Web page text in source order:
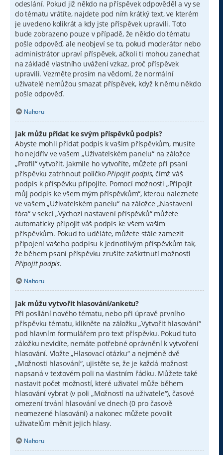
odeslání. Pokud již někdo na příspěvek odpověděl a vy se
do tématu vrátíte, najdete pod ním krátký text, ve kterém
je uvedeno kolikrát a kdy jste příspěvek upravili. Toto
bude zobrazeno pouze v případě, že někdo do tématu
pošle odpověď, ale neobjeví se to, pokud moderátor nebo
administrátor upraví příspěvek, ačkoli ti mohou zanechat
na základě vlastního uvážení vzkaz, proč příspěvek
upravili. Vezměte prosím na vědomí, že normální
uživatelé nemůžou smazat příspěvek, když k němu někdo
pošle odpověď.
Nahoru
Jak můžu přidat ke svým příspěvků podpis?
Abyste mohli přidat podpis k vašim příspěvkům, musíte
ho nejdřív ve vašem „Uživatelském panelu“ na záložce
„Profil“ vytvořit. Jakmile ho vytvoříte, můžete při psaní
příspěvku zatrhnout políčkoPřipojit podpis, čímž váš
podpis k příspěvku připojíte. Pomocí možnosti „Připojit
můj podpis ke všem mým příspěvkům“, kterou naleznete
ve vašem „Uživatelském panelu“ na záložce „Nastavení
fóra“ v sekci „Výchozí nastavení příspěvků“ můžete
automaticky připojit váš podpis ke všem vašim
příspěvkům. Pokud to uděláte, můžete stále zamezit
připojení vašeho podpisu k jednotlivým příspěvkům tak,
že během psaní příspěvku zrušíte zaškrtnutí možnosti
Připojit podpis.
Nahoru
Jak můžu vytvořit hlasování/anketu?
Při posílání nového tématu, nebo při úpravě prvního
příspěvku tématu, klikněte na záložku „Vytvořit hlasování“
pod hlavním formulářem pro text příspěvku. Pokud tuto
záložku nevidíte, nemáte potřebné oprávnění k vytvoření
hlasování. Vložte „Hlasovací otázku“ a nejméně dvě
„Možnosti hlasování“, ujistěte se, že je každá možnost
napsaná v textovém poli na vlastním řádku. Můžete také
nastavit počet možností, které uživatel může během
hlasování vybrat (v poli „Možností na uživatele“), časové
omezení trvání hlasování ve dnech (0 pro časově
neomezené hlasování) a nakonec můžete povolit
uživatelům měnit jejich hlasy.
Nahoru